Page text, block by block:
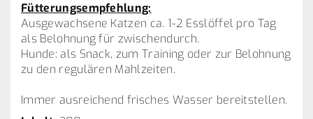
Fütterungsempfehlung:
Ausgewachsene Katzen ca. 1-2 Esslöffel pro Tag
als Belohnung für zwischendurch.
Hunde: als Snack, zum Training oder zur Belohnung
zu den regulären Mahlzeiten.
Immer ausreichend frisches Wasser bereitstellen.